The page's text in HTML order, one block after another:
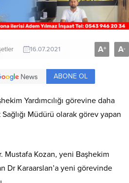
16.07.2021 A+ A-
ABONE OL
Yardımcılığı görevine daha
Müdürü olarak görev yapan
Mustafa Kozan, yeni Başhekim
Dr Karaarslan’a yeni görevinde